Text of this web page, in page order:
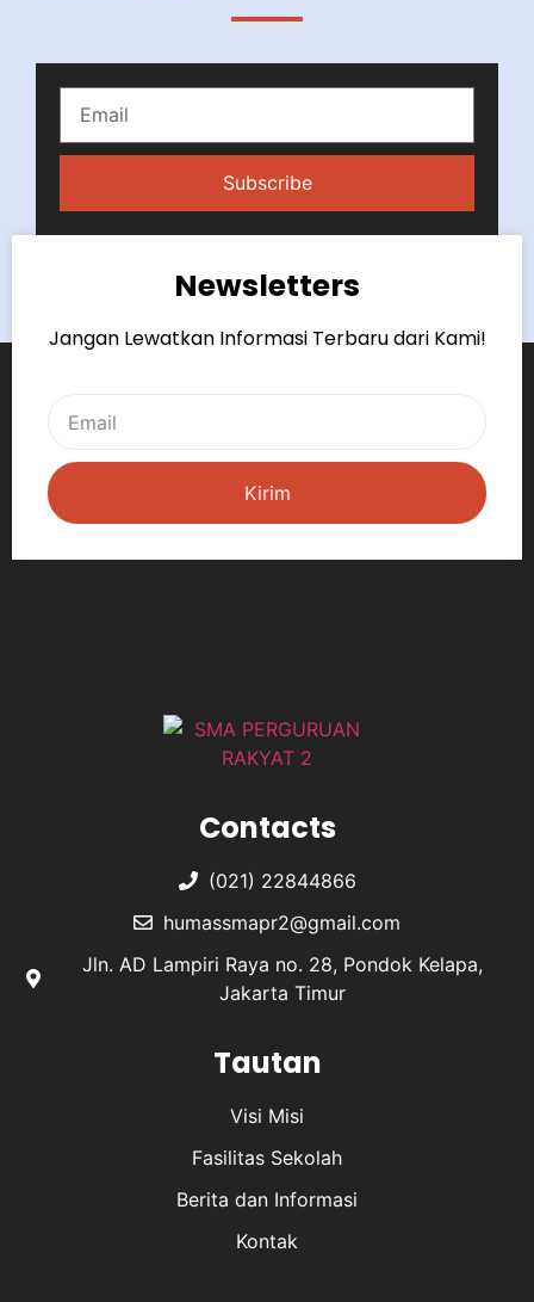
Subscribe
Newsletters
Jangan Lewatkan Informasi Terbaru dari Kami!
Kirim
Contacts
(021) 22844866
humassmapr2@gmail.com
Jln. AD Lampiri Raya no. 28, Pondok Kelapa,
Jakarta Timur
Tautan
Visi Misi
Fasilitas Sekolah
Berita dan Informasi
Kontak